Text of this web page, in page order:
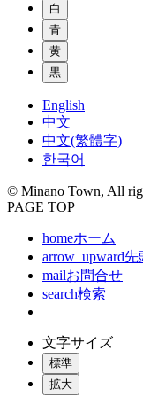
白
青
黄
黒
English
中文
中文(繁體字)
한국어
© Minano Town, All
PAGE TOP
homeホーム
arrow_upward先
mailお問合せ
search検索
文字サイズ
標準
拡大